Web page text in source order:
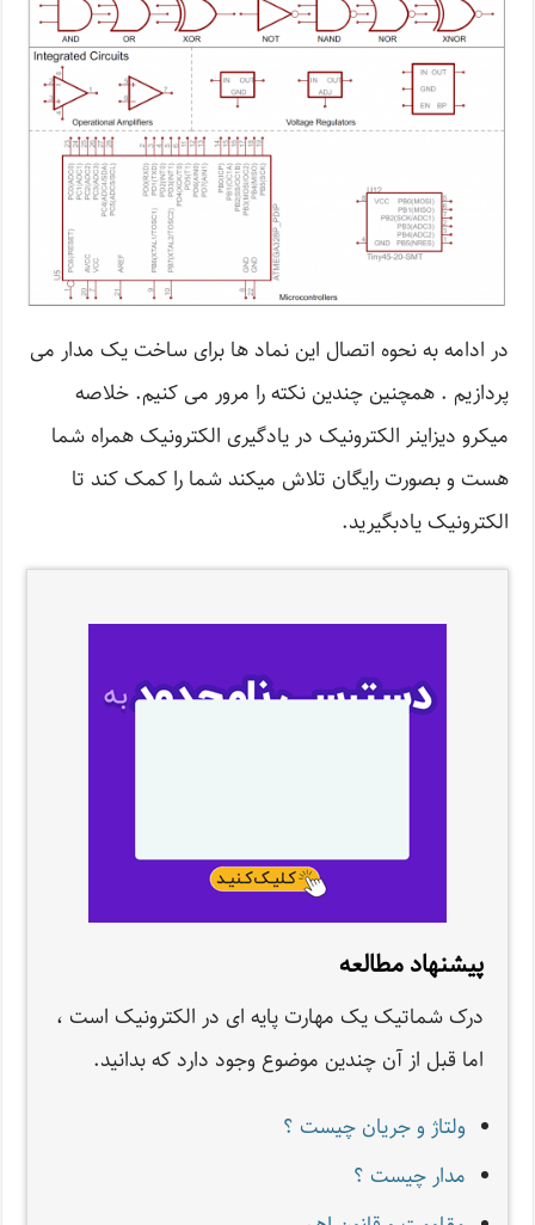
در ادامه به نحوه اتصال این نماد ها برای ساخت یک مدار می
پردازیم . همچنین چندین نکته را مرور می کنیم. خلاصه
میکرو دیزاینر الکترونیک در یادگیری الکترونیک همراه شما
هست و بصورت رایگان تلاش میکند شما را کمک کند تا
الکترونیک یادبگیرید.
پیشنهاد مطالعه
درک شماتیک یک مهارت پایه ای در الکترونیک است ،
اما قبل از آن چندین موضوع وجود دارد که بدانید.
ولتاژ و جریان چیست ؟
مدار چیست ؟